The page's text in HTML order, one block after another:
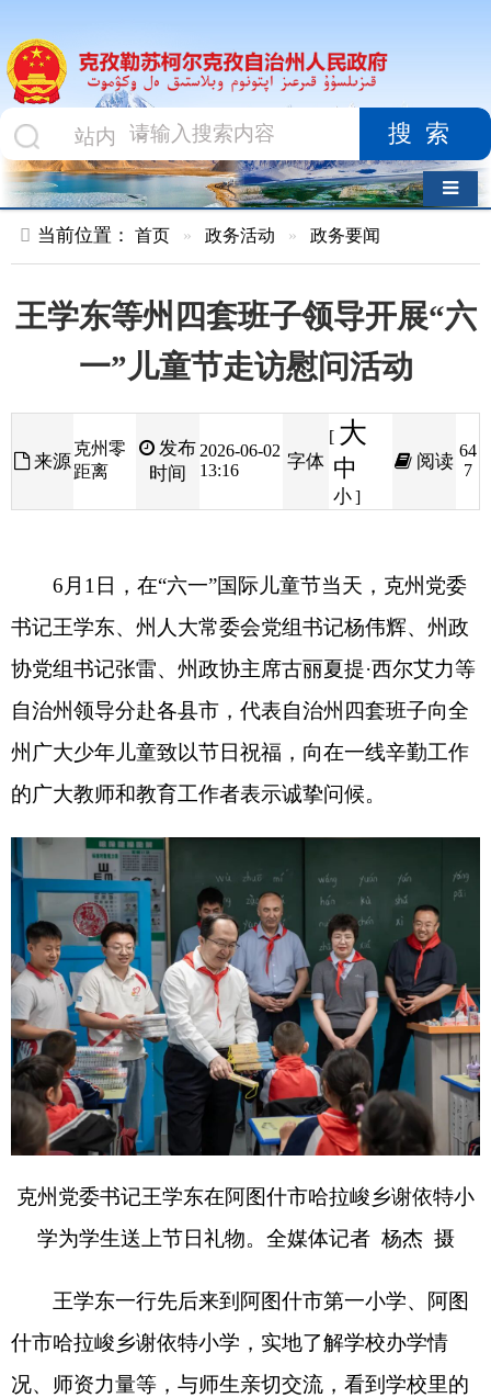
搜索
当前位置： 首页 政务活动 » 政务要闻
王学东等州四套班子领导开展“六
一”儿童节走访慰问活动
发布2026-06-02
字体
[ 大
小 ]
阅读
64
六一 ”国际儿童节当天，克州党委
自治州领导分赴各县市，代表自治州四套班子向全
州广大少年儿童致以节日祝福，向在一线辛勤工作
的广大教师和教育工作者表示诚挚问候。
克州党委书记王学东在阿图什市哈拉峻乡谢依特小
学为学生送上节日礼物。全媒体记者杨杰摄
王学东一行先后来到阿图什市第一小学、阿图
什市哈拉峻乡谢依特小学，实地了解学校办学情
况、师资力量等，与师生亲切交流，看到学校里的
活动精彩纷呈，孩子们阳光向上，王学东很高兴。
魄、涵养高尚品德，争当爱党爱国、勤奋好学、全
王学东强调，少年儿童正处于人生的“
拔节孕穗